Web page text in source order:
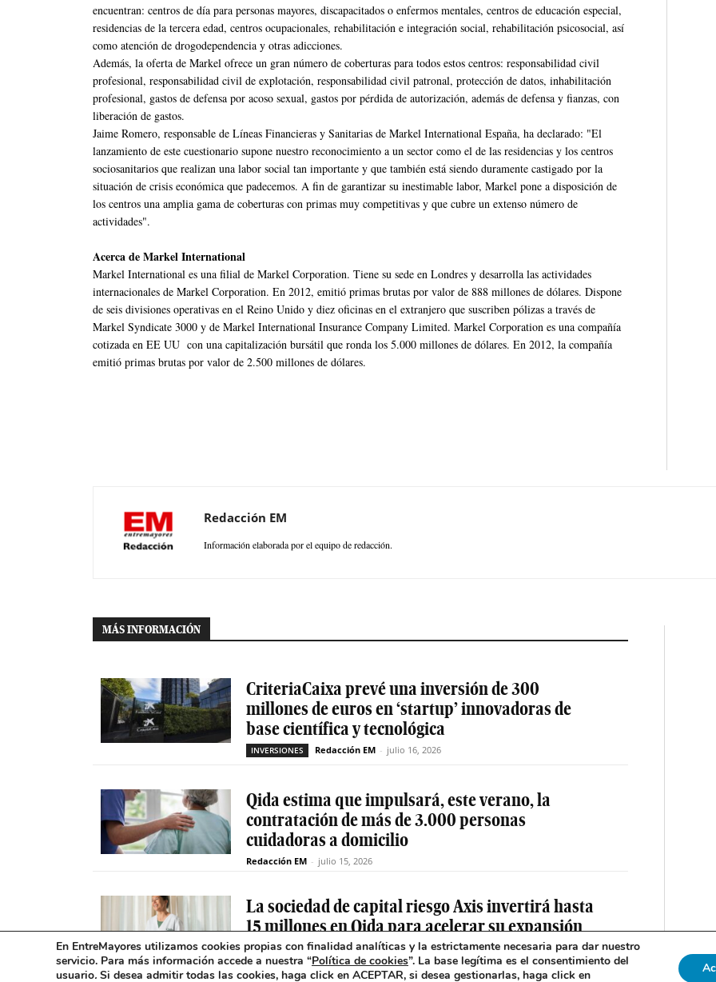
encuentran: centros de día para personas mayores, discapacitados o enfermos mentales, centros de educación especial,
residencias de la tercera edad, centros ocupacionales, rehabilitación e integración social, rehabilitación psicosocial, así
como atención de drogodependencia y otras adicciones.
Además, la oferta de Markel ofrece un gran número de coberturas para todos estos centros: responsabilidad civil
profesional, responsabilidad civil de explotación, responsabilidad civil patronal, protección de datos, inhabilitación
profesional, gastos de defensa por acoso sexual, gastos por pérdida de autorización, además de defensa y fianzas, con
liberación de gastos.
Jaime Romero, responsable de Líneas Financieras y Sanitarias de Markel International España, ha declarado: "El
lanzamiento de este cuestionario supone nuestro reconocimiento a un sector como el de las residencias y los centros
sociosanitarios que realizan una labor social tan importante y que también está siendo duramente castigado por la
situación de crisis económica que padecemos. A fin de garantizar su inestimable labor, Markel pone a disposición de
los centros una amplia gama de coberturas con primas muy competitivas y que cubre un extenso número de
actividades".
Acerca de Markel International
Markel International es una filial de Markel Corporation. Tiene su sede en Londres y desarrolla las actividades
internacionales de Markel Corporation. En 2012, emitió primas brutas por valor de 888 millones de dólares. Dispone
de seis divisiones operativas en el Reino Unido y diez oficinas en el extranjero que suscriben pólizas a través de
Markel Syndicate 3000 y de Markel International Insurance Company Limited. Markel Corporation es una compañía
cotizada en EE UU con una capitalización bursátil que ronda los 5.000 millones de dólares. En 2012, la compañía
emitió primas brutas por valor de 2.500 millones de dólares.
Redacción EM
Información elaborada por el equipo de redacción.
MÁS INFORMACIÓN
CriteriaCaixa prevé una inversión de 300
millones de euros en ‘startup’ innovadoras de
base científica y tecnológica
INVERSIONES Redacción EM - julio 16, 2026
Qida estima que impulsará, este verano, la
contratación de más de 3.000 personas
cuidadoras a domicilio
Redacción EM - julio 15, 2026
La sociedad de capital riesgo Axis invertirá hasta
15 millones en Qida para acelerar su expansión
INVERSIONES Redacción EM - julio 14, 2026
En EntreMayores utilizamos cookies propias con finalidad analíticas y la estrictamente necesaria para dar nuestro
servicio. Para más información accede a nuestra “Política de cookies”. La base legítima es el consentimiento del
usuario. Si desea admitir todas las cookies, haga click en ACEPTAR, si desea gestionarlas, haga click en